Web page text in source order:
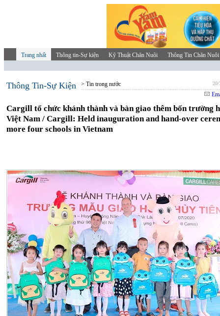
Trang nhất Thông tin-Sự kiện Kỹ Thuật Chăn Nuôi Thông Tin Chăn Nuôi
Thông Tin-Sự Kiện > Tin trong nước 20/
Cargill tổ chức khánh thành và bàn giao thêm bốn trường
Việt Nam / Cargill: Held inauguration and hand-over
more four schools in Vietnam